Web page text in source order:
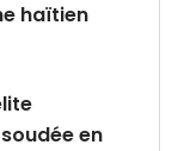
haïtien
en